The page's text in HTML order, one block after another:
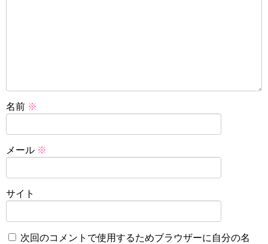
名前 ※
メール ※
サイト
次回のコメントで使用するためブラウザーに自分の名